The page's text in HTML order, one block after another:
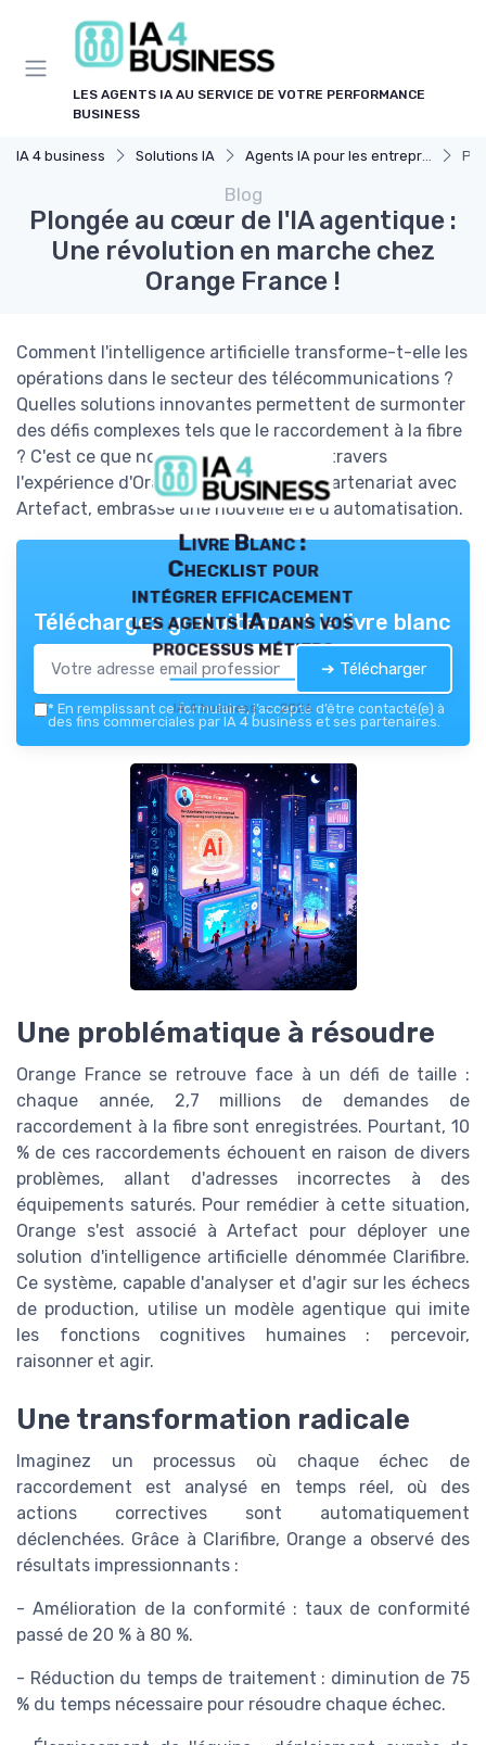
LES AGENTS IA AU SERVICE DE VOTRE PERFORMANCE
BUSINESS
IA 4 business Solutions IA Agents IA pour les entreprises
Blog
Plongée au cœur de l'IA agentique :
Une révolution en marche chez
Orange France !
Comment l'intelligence artificielle transforme-t-elle les
opérations dans le secteur des télécommunications ?
Quelles solutions innovantes permettent de surmonter
des défis complexes tels que le raccordement à la fibre
? C'est ce que nous allons découvrir à travers
l'expérience d'Orange France, qui, en partenariat avec
Artefact, embrasse une nouvelle ère d'automatisation.
Livre Blanc :
Checklist pour
intégrer efficacement
les agents IA dans vos
processus métiers
IA 4 business — 2026
Téléchargez gratuitement le livre blanc
➔ Télécharger
* En remplissant ce formulaire, j’accepte d’être contacté(e) à
des fins commerciales par IA 4 business et ses partenaires.
Une problématique à résoudre
Orange France se retrouve face à un défi de taille :
chaque année, 2,7 millions de demandes de
raccordement à la fibre sont enregistrées. Pourtant, 10
% de ces raccordements échouent en raison de divers
problèmes, allant d'adresses incorrectes à des
équipements saturés. Pour remédier à cette situation,
Orange s'est associé à Artefact pour déployer une
solution d'intelligence artificielle dénommée Clarifibre.
Ce système, capable d'analyser et d'agir sur les échecs
de production, utilise un modèle agentique qui imite
les fonctions cognitives humaines : percevoir,
raisonner et agir.
Une transformation radicale
Imaginez un processus où chaque échec de
raccordement est analysé en temps réel, où des
actions correctives sont automatiquement
déclenchées. Grâce à Clarifibre, Orange a observé des
résultats impressionnants :
- Amélioration de la conformité : taux de conformité
passé de 20 % à 80 %.
- Réduction du temps de traitement : diminution de 75
% du temps nécessaire pour résoudre chaque échec.